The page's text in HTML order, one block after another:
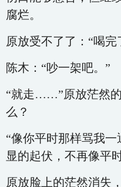
腐烂。
原放受不了了：“喝
陈木：“吵一架吧。”
“就走……”原放茫然
么？
“像你平时那样骂我
显的起伏，不再像平
原放脸上的茫然消失